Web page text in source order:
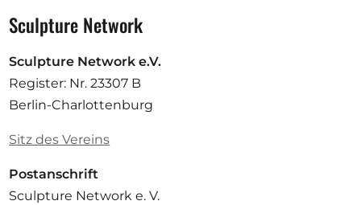
Sculpture Network
Sculpture Network e.V.
Register: Nr. 23307 B
Berlin-Charlottenburg
Sitz des Vereins
Postanschrift
Sculpture Network e. V.